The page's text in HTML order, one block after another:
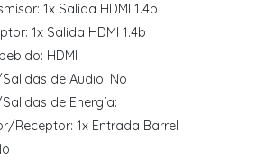
1x Salida HDMI 1.4b
1x Salida HDMI 1.4b
HDMI
de Audio: No
de Energía:
Receptor: 1x Entrada Barrel